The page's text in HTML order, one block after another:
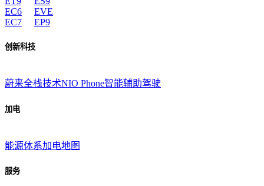
EC6
EC7
EVE
EP9
创新科技
蔚来全栈技术NIO Phone智能辅助驾驶
加电
能源体系加电地图
服务